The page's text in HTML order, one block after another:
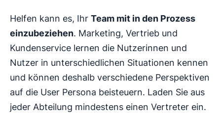
Helfen kann es, Ihr Team mit in den Prozess
einzubeziehen. Marketing, Vertrieb und
Kundenservice lernen die Nutzerinnen und
Nutzer in unterschiedlichen Situationen kennen
und können deshalb verschiedene Perspektiven
auf die User Persona beisteuern. Laden Sie aus
jeder Abteilung mindestens einen Vertreter ein.